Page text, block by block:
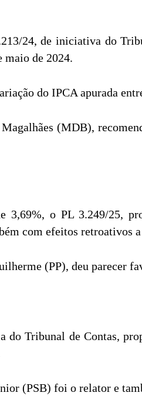
24, de iniciativa do
maio de 2024.
do IPCA apurada
(MDB),
3,69%, o PL 3.249/25,
com efeitos retroativos
(PP), deu parecer
do Tribunal de Contas,
(PSB) foi o relator e